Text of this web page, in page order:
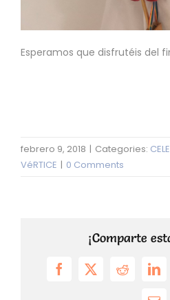
Esperamos que disfrutéis del
febrero 9, 2018 | Categories:
VéRTICE | 0 Comments
¡Comparte
Facebook
X Reddit